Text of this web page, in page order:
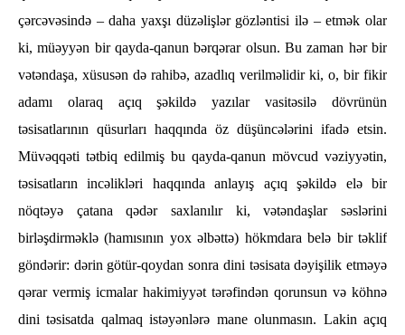
çərcəvəsində – daha yaxşı düzəlişlər gözləntisi ilə – etmək olar
ki, müəyyən bir qayda-qanun bərqərar olsun. Bu zaman hər bir
vətəndaşa, xüsusən də rahibə, azadlıq verilməlidir ki, o, bir fikir
adamı olaraq açıq şəkildə yazılar vasitəsilə dövrünün
təsisatlarının qüsurları haqqında öz düşüncələrini ifadə etsin.
Müvəqqəti tətbiq edilmiş bu qayda-qanun mövcud vəziyyətin,
təsisatların incəlikləri haqqında anlayış açıq şəkildə elə bir
nöqtəyə çatana qədər saxlanılır ki, vətəndaşlar səslərini
birləşdirməklə (hamısının yox əlbəttə) hökmdara belə bir təklif
göndərir: dərin götür-qoydan sonra dini təsisata dəyişilik etməyə
qərar vermiş icmalar hakimiyyət tərəfindən qorunsun və köhnə
dini təsisatda qalmaq istəyənlərə mane olunmasın. Lakin açıq